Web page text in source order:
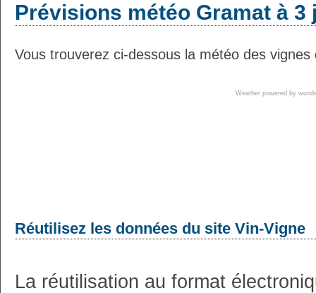
Prévisions météo Gramat à 3
Vous trouverez ci-dessous la météo des
Weather powered by
Réutilisez les données du site Vin-Vigne
La réutilisation au format